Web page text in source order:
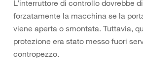
L’interruttore di controllo dovrebbe
forzatamente la macchina se la
viene aperta o smontata. Tuttavia,
protezione era stato messo fuori
contropezzo.